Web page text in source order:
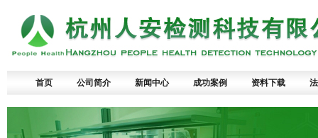
首页 公司简介 新闻中心 成功案例 资料下载